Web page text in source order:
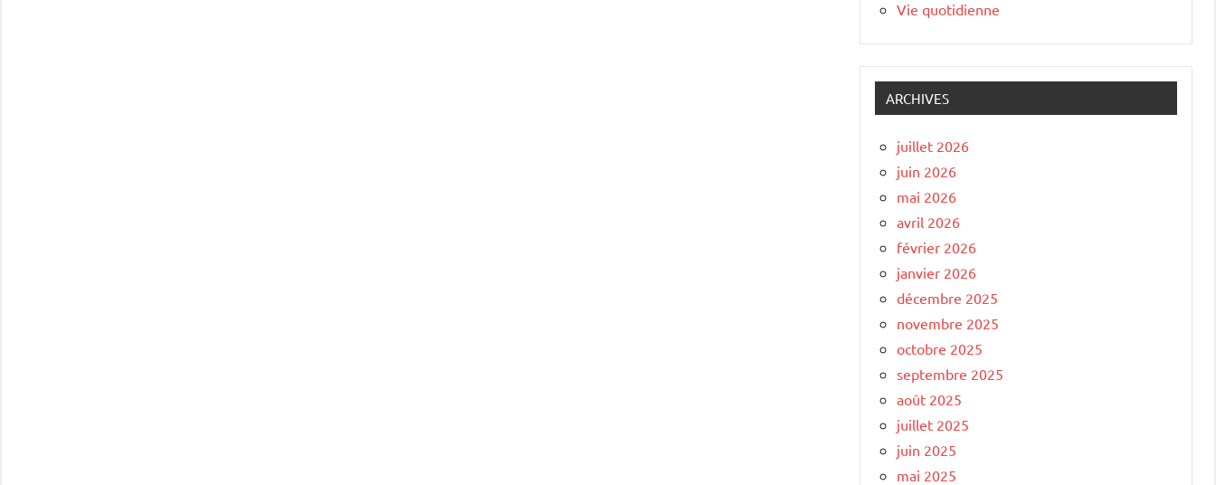
Vie quotidienne
ARCHIVES
juillet 2026
juin 2026
mai 2026
avril 2026
février 2026
janvier 2026
décembre 2025
novembre 2025
octobre 2025
septembre 2025
août 2025
juillet 2025
juin 2025
mai 2025